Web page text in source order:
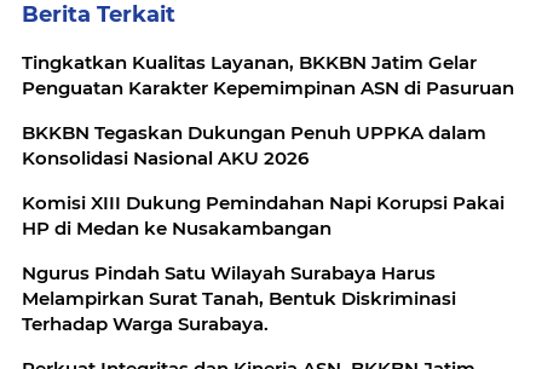
Berita Terkait
Tingkatkan Kualitas Layanan, BKKBN Jatim Gelar
Penguatan Karakter Kepemimpinan ASN di Pasuruan
BKKBN Tegaskan Dukungan Penuh UPPKA dalam
Konsolidasi Nasional AKU 2026
Komisi XIII Dukung Pemindahan Napi Korupsi Pakai
HP di Medan ke Nusakambangan
Ngurus Pindah Satu Wilayah Surabaya Harus
Melampirkan Surat Tanah, Bentuk Diskriminasi
Terhadap Warga Surabaya.